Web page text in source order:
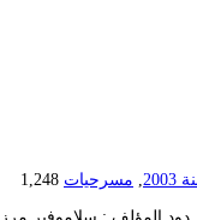
, مسرحيات 1,248